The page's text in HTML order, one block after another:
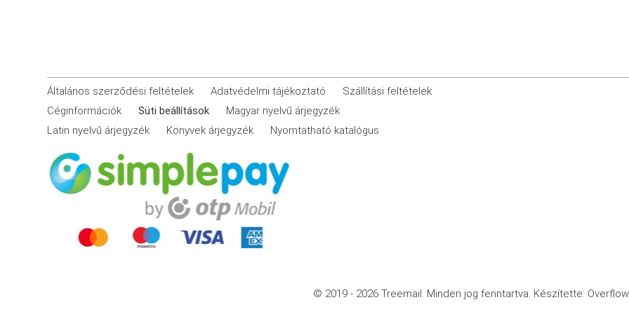
Általános szerződési feltételek Adatvédelmi tájékoztató
Szállítási feltételek
Céginformációk
Süti beállítások
Magyar nyelvű árjegyzék
Latin nyelvű árjegyzék
Könyvek árjegyzék Nyomtatható katalógus
© 2019 - 2026 Treemail. Minden jog fenntartva. Készítette: